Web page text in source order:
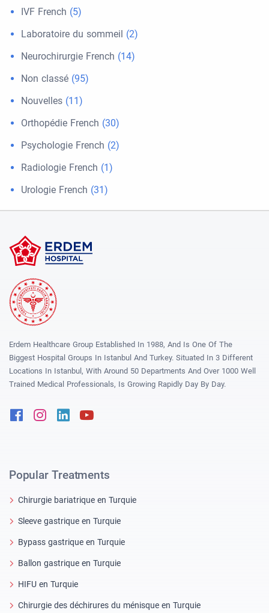
IVF French (5)
Laboratoire du sommeil (2)
Neurochirurgie French (14)
Non classé (95)
Nouvelles (11)
Orthopédie French (30)
Psychologie French (2)
Radiologie French (1)
Urologie French (31)
Erdem Healthcare Group Established In 1988, And Is One Of The
Biggest Hospital Groups In Istanbul And Turkey. Situated In 3 Different
Locations In Istanbul, With Around 50 Departments And Over 1000 Well
Trained Medical Professionals, Is Growing Rapidly Day By Day.
FacebookInstagram
Linkedin
Popular Treatments
Chirurgie bariatrique en Turquie
Sleeve gastrique en Turquie
Bypass gastrique en Turquie
Ballon gastrique en Turquie
HIFU en Turquie
Chirurgie des déchirures du ménisque en Turquie